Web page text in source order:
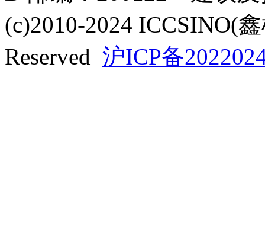
(c)2010-2024 ICCSINO(
Reserved 沪ICP备